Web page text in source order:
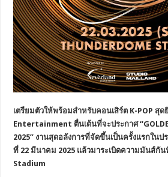
เตรียมตัวให้พร้อมสำหรับคอนเสิร์ต K-POP สุ
Entertainment ตื่นเต้นที่จะประกาศ
2025” งานสุดอลังการที่จัดขึ้นเป็นครั้งแรกใน
ที่ 22 มีนาคม 2025 แล้วมาระเบิดความมันส์กั
Stadium